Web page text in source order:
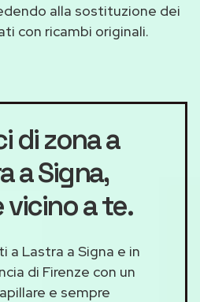
alla sostituzione dei
con ricambi originali.
di zona a
a Signa,
vicino a te.
a Lastra a Signa e in
di Firenze con un
e sempre